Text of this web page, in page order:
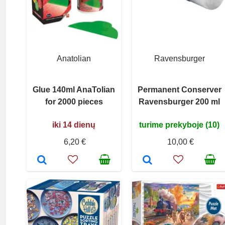
Anatolian
Glue 140ml AnaTolian
for 2000 pieces
iki 14 dienų
6,20 €
Ravensburger
Permanent Conserver
Ravensburger 200 ml
turime prekyboje (10)
10,00 €